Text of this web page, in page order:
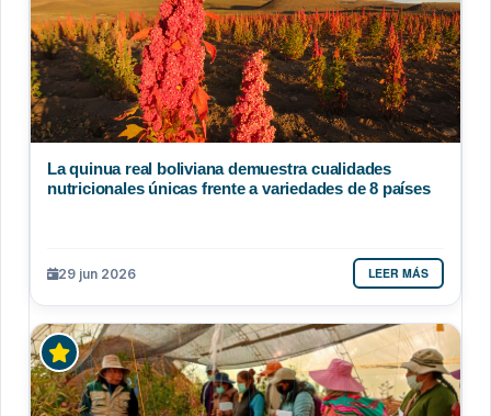
La quinua real boliviana demuestra cualidades
nutricionales únicas frente a variedades de 8 países
29 jun 2026 LEER MÁS